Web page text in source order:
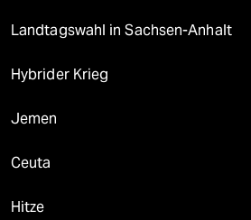
Landtagswahl in Sachsen-Anhalt
Hybrider Krieg
Jemen
Ceuta
Hitze